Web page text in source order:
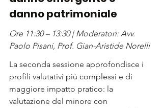
danno patrimoniale
Ore 11:30 – 13:30 | Moderatori: Avv.
Paolo Pisani, Prof. Gian-Aristide Norelli
La seconda sessione approfondisce i
profili valutativi più complessi e di
maggiore impatto pratico: la
valutazione del minore con